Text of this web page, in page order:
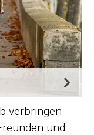
verbringen
und